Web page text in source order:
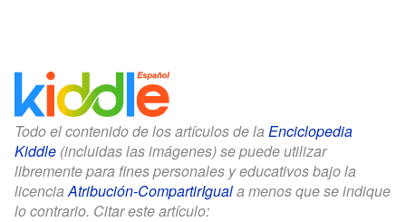
Todo el contenido de los artículos de la Enciclopedia
Kiddle (incluidas las imágenes) se puede utilizar
libremente para fines personales y educativos bajo la
licenciaAtribución-CompartirIguala menos que se indique
lo contrario. Citar este artículo: